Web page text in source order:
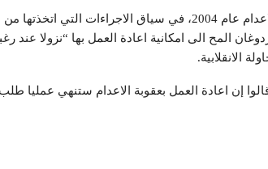
يذكر ان تركيا اوقفت العمل بعقوبة الاعدام عام 2004، في سياق
المح الى امكانية اعادة العمل بها “نزولا عند
الانقلابية.
إن اعادة العمل بعقوبة الاعدام ستنهي عمليا طلب